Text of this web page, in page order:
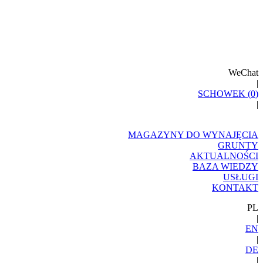
WeChat
|
SCHOWEK (0)
|
MAGAZYNY DO WYNAJĘCIA
GRUNTY
AKTUALNOŚCI
BAZA WIEDZY
USŁUGI
KONTAKT
PL
|
EN
|
DE
|